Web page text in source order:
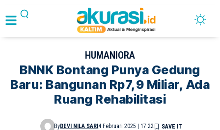
HUMANIORA
BNNK Bontang Punya Gedung
Baru: Bangunan Rp7,9 Miliar, Ada
Ruang Rehabilitasi
ByDEVI NILA SARI4 Februari 2025 | 17:22